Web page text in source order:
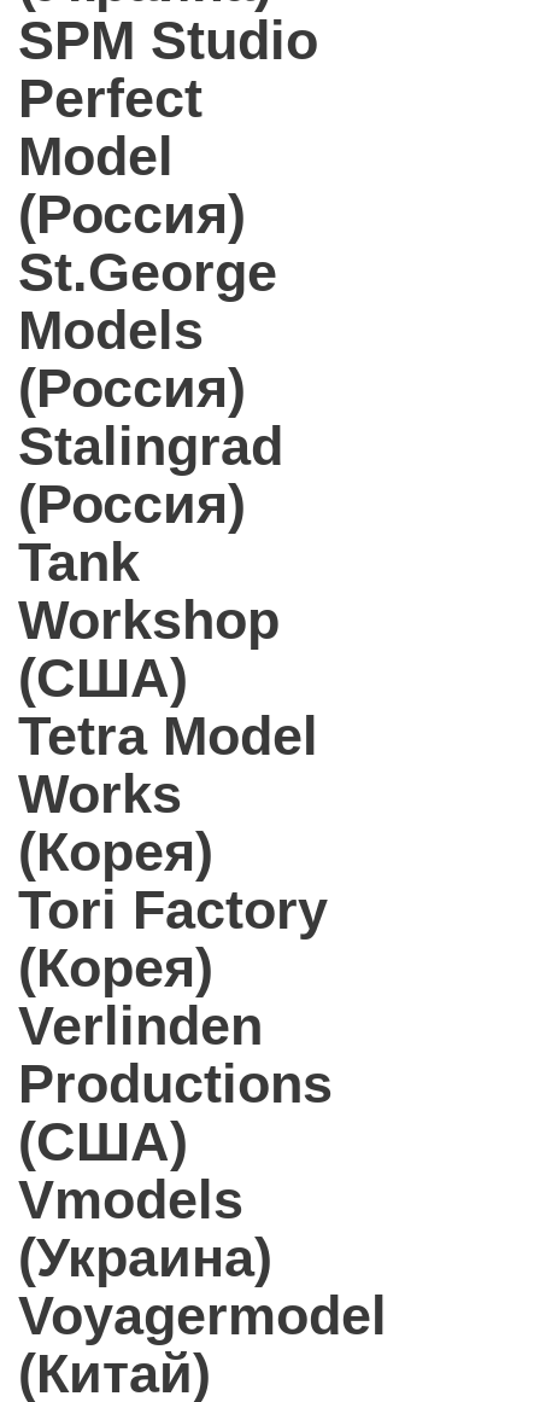
SPM Studio
Perfect
Model
(Россия)
St.George
Models
(Россия)
Stalingrad
(Россия)
Tank
Workshop
(США)
Tetra Model
Works
(Корея)
Tori Factory
(Корея)
Verlinden
Productions
(США)
Vmodels
(Украина)
Voyagermodel
(Китай)